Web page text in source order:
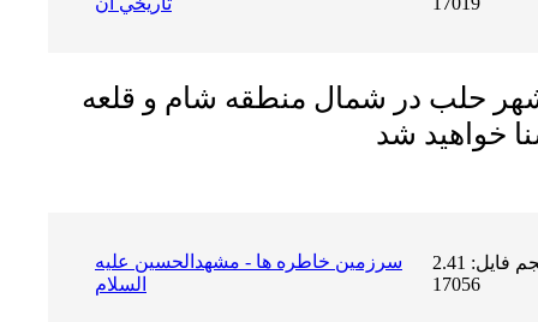
شهر حلب در شمال منطقه شام و قلعه
سرزمين خاطره ها - مشهدالحسين عليه
السلام
حجم فایل: 2.41 MB | دریافت ها:
17056